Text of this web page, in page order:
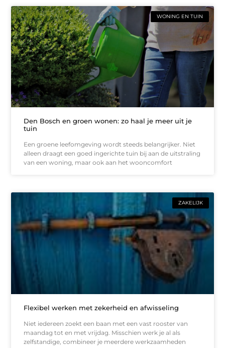
WONING EN TUIN
Den Bosch en groen wonen: zo haal je meer uit je
tuin
Een groene leefomgeving wordt steeds belangrijker. Niet
alleen draagt een goed ingerichte tuin bij aan de uitstraling
van een woning, maar ook aan het wooncomfort
ZAKELIJK
Flexibel werken met zekerheid en afwisseling
Niet iedereen zoekt een baan met een vast rooster van
maandag tot en met vrijdag. Misschien werk je al als
zelfstandige, combineer je meerdere werkzaamheden